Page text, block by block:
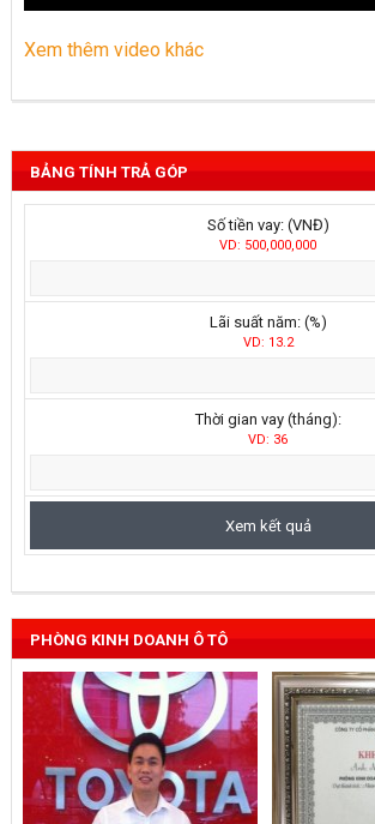
Xem thêm video khác
BẢNG TÍNH TRẢ GÓP
Số tiền vay: (VNĐ)
VD: 500,000,000
Lãi suất năm: (%)
VD: 13.2
Thời gian vay (tháng):
VD: 36
PHÒNG KINH DOANH Ô TÔ